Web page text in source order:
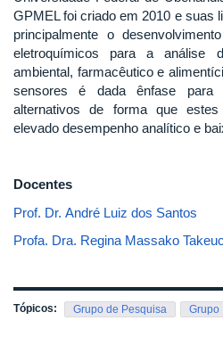
GPMEL foi criado em 2010 e suas
principalmente o
eletroquímicos para a análise
ambiental, farmacêutico e
sensores é dada ênfase para
alternativos de forma que
elevado desempenho analítico e
Docentes
Prof. Dr. André Luiz dos Santos
Profa. Dra. Regina Massako
Tópicos: Grupo de Pesquisa Grupo